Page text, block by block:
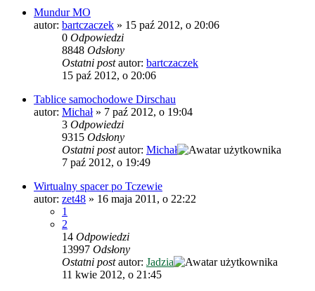
Mundur MO
autor: bartczaczek » 15 paź 2012, o 20:06
0 Odpowiedzi
8848 Odsłony
Ostatni postautor: bartczaczek
15 paź 2012, o 20:06
Tablice samochodowe Dirschau
autor: Michał» 7 paź 2012, o 19:04
3 Odpowiedzi
9315 Odsłony
Ostatni postautor: Michał
7 paź 2012, o 19:49
Wirtualny spacer po Tczewie
autor: zet48 » 16 maja 2011, o 22:22
1
2
14 Odpowiedzi
13997 Odsłony
Ostatni postautor: Jadzia
11 kwie 2012, o 21:45